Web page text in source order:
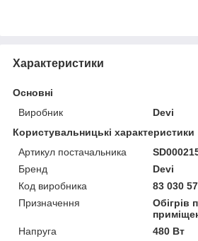
Характеристики
Основні
Виробник
Devi
Користувальницькі характеристики
Артикул постачальника
Бренд
Devi
Код виробника
83 030
Призначення
Обігрів
Напруга
480 Вт